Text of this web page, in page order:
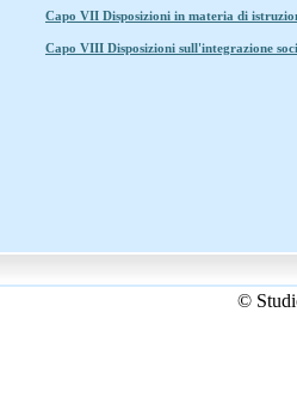
Capo VII Disposizioni in materia di
Capo VIII Disposizioni sull'integrazione
©